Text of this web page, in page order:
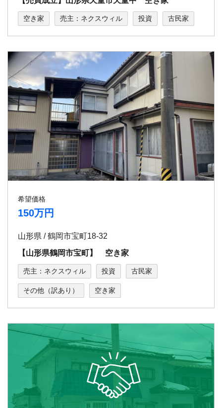
空き家 売主：ネクスウィル 投資 古民家
希望価格
150万円
山形県 / 鶴岡市宝町18-32
【山形県鶴岡市宝町】 空き家
売主：ネクスウィル 投資 古民家
その他（訳あり） 空き家